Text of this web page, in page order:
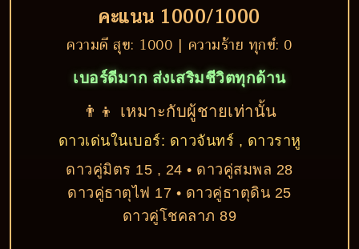
คะแนน 1000/1000
ความดี สุข: 1000 | ความร้าย ทุกข์: 0
เบอร์ดีมาก ส่งเสริมชีวิตทุกด้าน
👨‍👦 เหมาะกับผู้ชายเท่านั้น
ดาวเด่นในเบอร์: ดาวจันทร์ , ดาวราหู
ดาวคู่มิตร 15 , 24 • ดาวคู่สมพล 28
ดาวคู่ธาตุไฟ 17 • ดาวคู่ธาตุดิน 25
ดาวคู่โชคลาภ 89